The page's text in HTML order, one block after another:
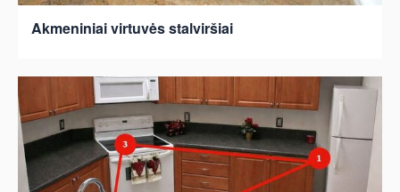
Akmeniniai virtuvės stalviršiai